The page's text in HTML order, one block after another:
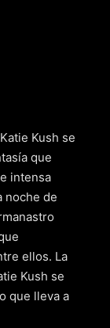
Kush se
que
intensa
noche de
ellos. La
Kush se
que lleva a